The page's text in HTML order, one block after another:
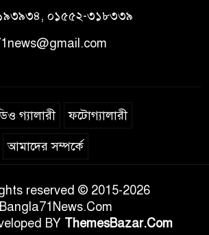
০১৫৫২-৩১৮৩৩৯
গ্যালারী ফটোগ্যালারী
আমাদের সম্পর্কে
reserved © 2015-2026
Bangla71News.Com
BY ThemesBazar.Com